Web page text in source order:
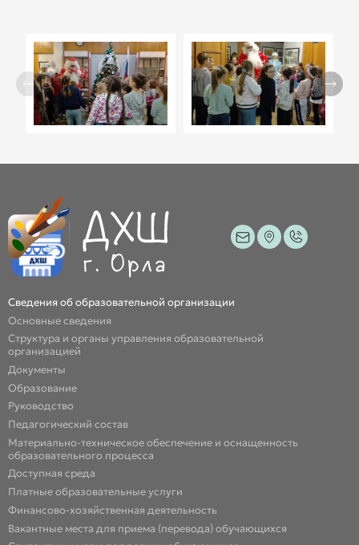
Сведения об образовательной организации
Основные сведения
Структура и органы управления образовательной
организацией
Документы
Образование
Руководство
Педагогический состав
Материально-техническое обеспечение и оснащенность
образовательного процесса
Доступная среда
Платные образовательные услуги
Финансово-хозяйственная деятельность
Вакантные места для приема (перевода) обучающихся